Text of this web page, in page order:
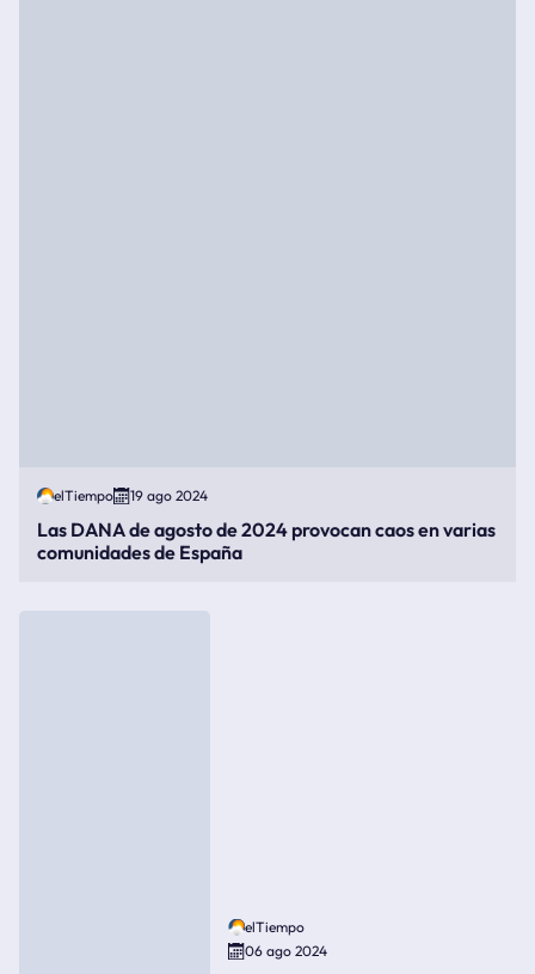
elTiempo 19 ago 2024
Las DANA de agosto de 2024 provocan caos en varias
comunidades de España
elTiempo
06 ago 2024